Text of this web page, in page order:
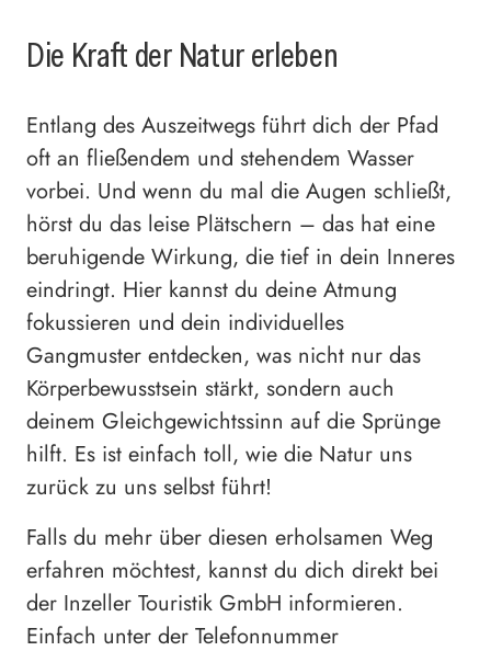
Die Kraft der Natur erleben
Entlang des Auszeitwegs führt dich der Pfad
oft an fließendem und stehendem Wasser
vorbei. Und wenn du mal die Augen schließt,
hörst du das leise Plätschern – das hat eine
beruhigende Wirkung, die tief in dein Inneres
eindringt. Hier kannst du deine Atmung
fokussieren und dein individuelles
Gangmuster entdecken, was nicht nur das
Körperbewusstsein stärkt, sondern auch
deinem Gleichgewichtssinn auf die Sprünge
hilft. Es ist einfach toll, wie die Natur uns
zurück zu uns selbst führt!
Falls du mehr über diesen erholsamen Weg
erfahren möchtest, kannst du dich direkt bei
der Inzeller Touristik GmbH informieren.
Einfach unter der Telefonnummer